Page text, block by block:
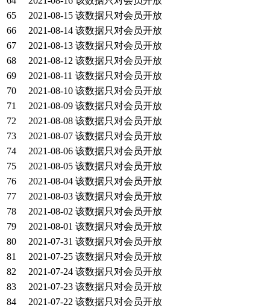
65
2021-08-15 该数据只对会员开放
66
2021-08-14 该数据只对会员开放
67
2021-08-13 该数据只对会员开放
68
2021-08-12 该数据只对会员开放
69
2021-08-11 该数据只对会员开放
70
2021-08-10 该数据只对会员开放
71
2021-08-09 该数据只对会员开放
72
2021-08-08 该数据只对会员开放
73
2021-08-07 该数据只对会员开放
74
2021-08-06 该数据只对会员开放
75
2021-08-05 该数据只对会员开放
76
2021-08-04 该数据只对会员开放
77
2021-08-03 该数据只对会员开放
78
2021-08-02 该数据只对会员开放
79
2021-08-01 该数据只对会员开放
80
2021-07-31 该数据只对会员开放
81
2021-07-25 该数据只对会员开放
82
2021-07-24 该数据只对会员开放
83
2021-07-23 该数据只对会员开放
84
2021-07-22 该数据只对会员开放